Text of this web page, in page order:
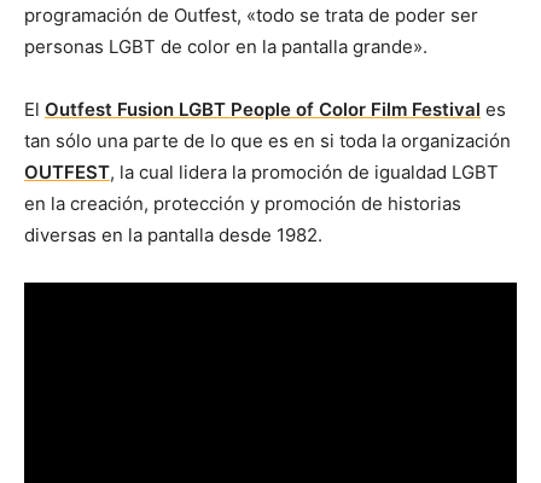
programación de Outfest, «todo se trata de poder ser
personas LGBT de color en la pantalla grande».
El Outfest Fusion LGBT People of Color Film Festival es
tan sólo una parte de lo que es en si toda la organización
OUTFEST, la cual lidera la promoción de igualdad LGBT
en la creación, protección y promoción de historias
diversas en la pantalla desde 1982.